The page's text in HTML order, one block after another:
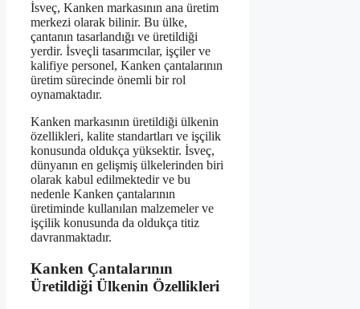
İsveç, Kanken markasının ana üretim
merkezi olarak bilinir. Bu ülke,
çantanın tasarlandığı ve üretildiği
yerdir. İsveçli tasarımcılar, işçiler ve
kalifiye personel, Kanken çantalarının
üretim sürecinde önemli bir rol
oynamaktadır.
Kanken markasının üretildiği ülkenin
özellikleri, kalite standartları ve işçilik
konusunda oldukça yüksektir. İsveç,
dünyanın en gelişmiş ülkelerinden biri
olarak kabul edilmektedir ve bu
nedenle Kanken çantalarının
üretiminde kullanılan malzemeler ve
işçilik konusunda da oldukça titiz
davranmaktadır.
Kanken Çantalarının
Üretildiği Ülkenin Özellikleri